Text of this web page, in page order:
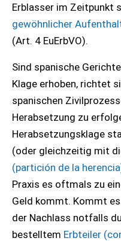
Erblasser im Zeitpunkt
gewöhnlicher
(Art. 4 EuErbVO).
Sind spanische
Klage erhoben, richtet
spanischen
Herabsetzung zu
Herabsetzungsklage
(oder gleichzeitig mit
(partición de la
Praxis es oftmals zu
Geld kommt. Kommt
der Nachlass notfalls
bestelltem Erbteiler